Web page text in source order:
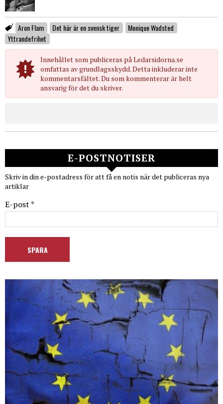
Aron Flam Det här är en svensk tiger
Monique Wadsted
Yttrandefrihet
Innehållet som publiceras på Ledarsidorna.se
omfattas av grundlagsskydd. Detta inkluderar inte
kommentarsfältet. Du som kommenterar är helt
ansvarig för det du skriver.
E-POSTNOTISER
Skriv in din e-postadress för att få en notis när det publiceras nya
artiklar
E-post *